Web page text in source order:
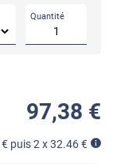
Quantité
97,38 €
€ puis 2 x32.46€